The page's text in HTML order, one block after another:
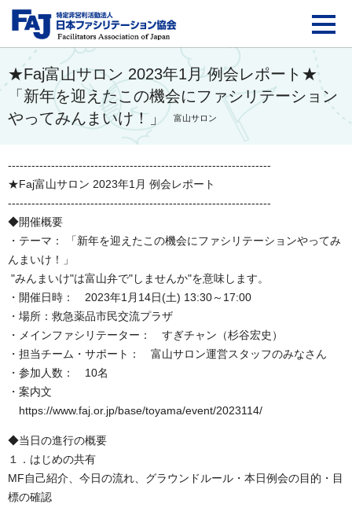
FAJ：特定非営利活動
★Faj富山サロン 2023年1月 例会レポート★
「新年を迎えたこの機会にファシリテーション
やってみんまいけ！」
富山サロン
-------------------------------------------------------------------
★Faj富山サロン 2023年1月 例会レポート
-------------------------------------------------------------------
◆開催概要
・テーマ： 「新年を迎えたこの機会にファシリテーションやってみ
んまいけ！」
"みんまいけ"は富山弁で"しませんか"を意味します。
・開催日時： 2023年1月14日(土) 13:30～17:00
・場所：救急薬品市民交流プラザ
・メインファシリテーター： すぎチャン（杉谷宏史）
・担当チーム・サポート： 富山サロン運営スタッフのみなさん
・参加人数： 10名
・案内文
https://www.faj.or.jp/base/toyama/event/2023114/
◆当日の進行の概要
１．はじめの共有
MF自己紹介、今日の流れ、グラウンドルール・本日例会の目的・目
標の確認